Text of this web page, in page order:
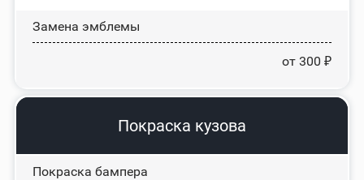
Замена эмблемы
от 300 ₽
Покраска кузова
Покраска бампера